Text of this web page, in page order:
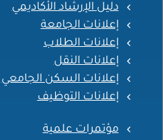
دليل الإرشاد الأكاديمي
إعلانات الجامعة
إعلانات الطلاب
إعلانات النقل
إعلانات السكن الجامعي
إعلانات التوظيف
مؤتمرات علمية